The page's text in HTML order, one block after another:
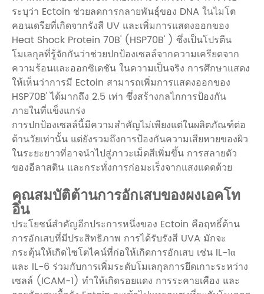
ระบุว่า Ectoin ช่วยลดการกลายพันธุ์ของ DNA ในไมโต
คอนเดรียที่เกิดจากรังสี UV และเพิ่มการแสดงออกของ
Heat Shock Protein 70B' (HSP70B' ) ซึ่งเป็นโปรตีน
โมเลกุลที่รู้จักกันว่าช่วยปกป้องเซลล์จากความเครียดจาก
ความร้อนและออกซิเดชัน ในความเป็นจริง การศึกษาแสดง
ให้เห็นว่าการมี Ectoin สามารถเพิ่มการแสดงออกของ
HSP70B' ได้มากถึง 2.5 เท่า ซึ่งสร้างกลไกการป้องกัน
ภายในที่แข็งแกร่ง
การปกป้องเซลล์นี้มีความสำคัญไม่เพียงแต่ในผลิตภัณฑ์ต่อ
ต้านวัยเท่านั้น แต่ยังรวมถึงการป้องกันความเสียหายของผิว
ในระยะยาวที่อาจนำไปสู่ภาวะเม็ดสีเพิ่มขึ้น การสลายตัว
ของอีลาสติน และกระทั่งการก่อมะเร็งจากแสงแดดด้วย
คุณสมบัติต้านการอักเสบของผงเอคโท
อิน
ประโยชน์สำคัญอีกประการหนึ่งของ Ectoin คือฤทธิ์ต้าน
การอักเสบที่มีประสิทธิภาพ การได้รับรังสี UVA มักจะ
กระตุ้นให้เกิดไซโตไคน์ที่ก่อให้เกิดการอักเสบ เช่น IL-1α
และ IL-6 ร่วมกับการเพิ่มระดับโมเลกุลการยึดเกาะระหว่าง
เซลล์ (ICAM-1) ทำให้เกิดรอยแดง การระคายเคือง และ